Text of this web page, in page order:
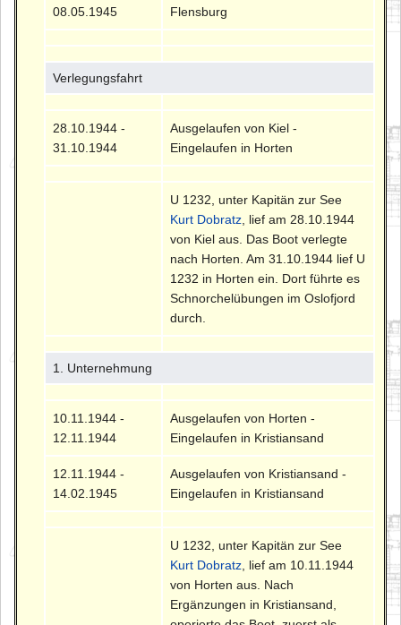
08.05.1945
Flensburg
Verlegungsfahrt
28.10.1944 -
31.10.1944
Ausgelaufen von Kiel -
Eingelaufen in Horten
U 1232, unter Kapitän zur See
Kurt Dobratz , lief am 28.10.1944
von Kiel aus. Das Boot verlegte
nach Horten. Am 31.10.1944 lief U
1232 in Horten ein. Dort führte es
Schnorchelübungen im Oslofjord
durch.
1. Unternehmung
10.11.1944 -
12.11.1944
Ausgelaufen von Horten -
Eingelaufen in Kristiansand
12.11.1944 -
14.02.1945
Ausgelaufen von Kristiansand -
Eingelaufen in Kristiansand
U 1232, unter Kapitän zur See
Kurt Dobratz , lief am 10.11.1944
von Horten aus. Nach
Ergänzungen in Kristiansand,